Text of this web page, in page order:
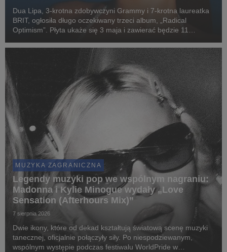
Dua Lipa, 3-krotna zdobywczyni Grammy i 7-krotna laureatka
BRIT, ogłosiła długo oczekiwany trzeci album, „Radical
Optimism”. Płyta ukaże się 3 maja i zawierać będzie 11
wydany singiel „Training Season”.
MUZYKA ZAGRANICZNA
Legendy muzyki pop we wspólnym nagraniu:
Madonna i Kylie Minogue wydały „Love
Sensation (Afterhours Mix)”
7 sierpnia 2026
Dwie ikony, które od dekad kształtują światową scenę muzyki
tanecznej, oficjalnie połączyły siły. Po niespodziewanym,
wspólnym występie podczas festiwalu WorldPride w